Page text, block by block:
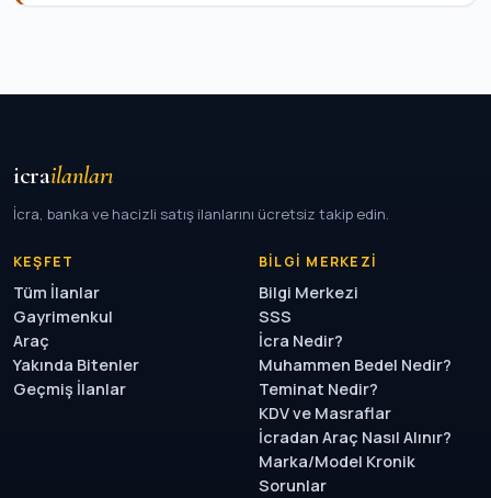
icrailanları
İcra, banka ve hacizli satış ilanlarını ücretsiz takip edin.
KEŞFET
Tüm İlanlar
Gayrimenkul
Araç
Yakında Bitenler
Geçmiş İlanlar
BILGI MERKEZI
Bilgi Merkezi
SSS
İcra Nedir?
Muhammen Bedel Nedir?
Teminat Nedir?
KDV ve Masraflar
İcradan Araç Nasıl Alınır?
Marka/Model Kronik
Sorunlar